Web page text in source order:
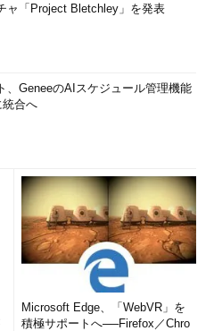
ャ「Project Bletchley」を発表
、GeneeのAIスケジュール管理機能
統合へ
Microsoft Edge、「WebVR」を
積極サポートへ──Firefox／Chro